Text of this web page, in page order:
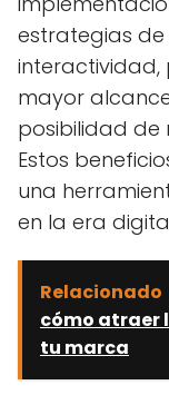
estrategias
interactividad,
mayor
posibilidad de
Estos
una
en la era
Relacionado
cómo atraer
tu marca